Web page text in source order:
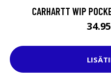
CARHARTT WIP